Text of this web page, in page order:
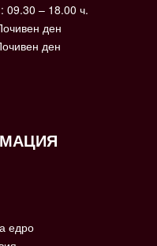
: 09.30 – 18.00 ч.
ден
ден
едро